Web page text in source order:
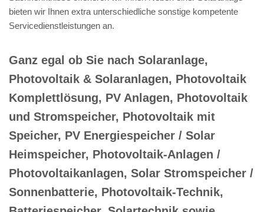
bieten wir Ihnen extra unterschiedliche sonstige kompetente
Servicedienstleistungen an.
Ganz egal ob Sie nach Solaranlage,
Photovoltaik & Solaranlagen, Photovoltaik
Komplettlösung, PV Anlagen, Photovoltaik
und Stromspeicher, Photovoltaik mit
Speicher, PV Energiespeicher / Solar
Heimspeicher, Photovoltaik-Anlagen /
Photovoltaikanlagen, Solar Stromspeicher /
Sonnenbatterie, Photovoltaik-Technik,